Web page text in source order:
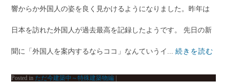
響からか外国人の姿を良く見かけるようになりました。昨年は
日本を訪れた外国人が過去最高を記録したようです。 先日の新
聞に「外国人を案内するならココ」なんていうイ...続きを読む
Posted in ただ今建築中～特殊建築物編